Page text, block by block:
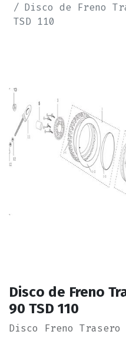
Disco de Freno
TSD 110
Disco de Freno
90 TSD 110
Disco Freno Trasero